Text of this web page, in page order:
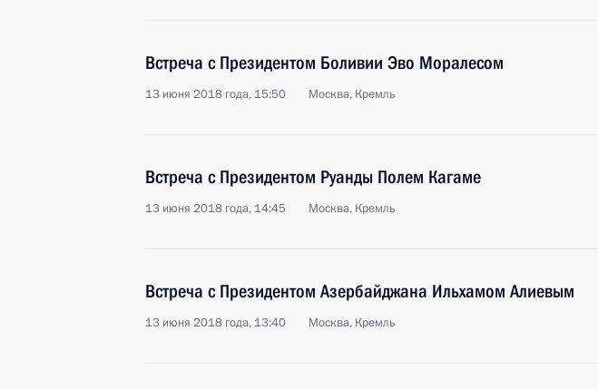
Встреча с Президентом Боливии Эво Моралесом
13 июня 2018 года, 15:50 Москва, Кремль
Встреча с Президентом Руанды Полем Кагаме
13 июня 2018 года, 14:45 Москва, Кремль
Встреча с Президентом Азербайджана Ильхамом Алиевым
13 июня 2018 года, 13:40 Москва, Кремль